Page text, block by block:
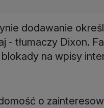
dodawanie
- tłumaczy Dixon.
na wpisy
o